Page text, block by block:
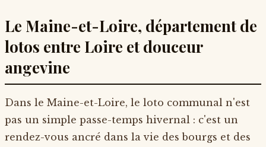
Le Maine-et-Loire, département de
lotos entre Loire et douceur
angevine
Dans le Maine-et-Loire, le loto communal n'est
pas un simple passe-temps hivernal : c'est un
rendez-vous ancré dans la vie des bourgs et des